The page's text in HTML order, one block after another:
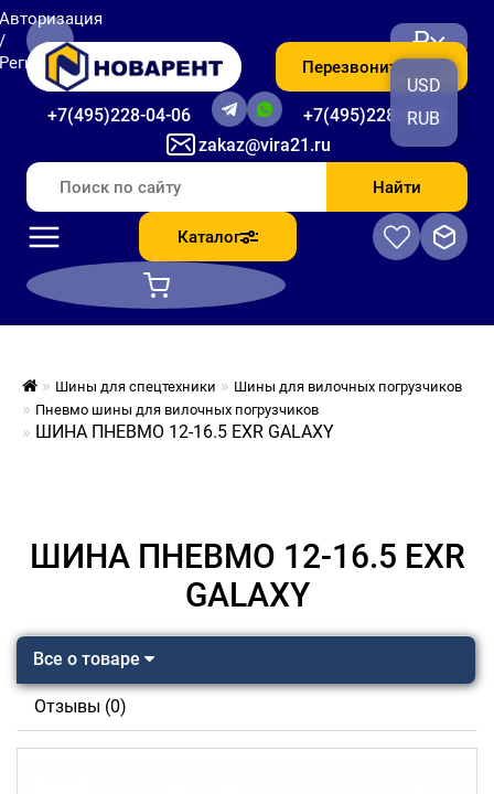
zakaz@vira21.ru
+7(495)228-04-06 +7(495)228-06-56
Перезвоните мне
₽
USD
RUB
Найти
Каталог
Шины для спецтехники
Шины для вилочных погрузчиков
Пневмо шины для вилочных погрузчиков
ШИНА ПНЕВМО 12-16.5 EXR GALAXY
ШИНА ПНЕВМО 12-16.5 EXR
GALAXY
Все о товаре
Отзывы (0)